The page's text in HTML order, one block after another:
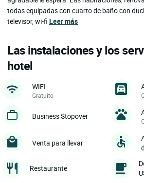
todas equipadas con cuarto de baño con
televisor, wi-fi Leer más
Las instalaciones y los
hotel
WIFI
Gratuito
Business Stopover
Venta para llevar
Restaurante